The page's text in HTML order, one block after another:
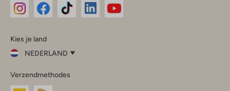
InstagramFacebook
Kies je land
NEDERLAND
je
land
Verzendmethodes